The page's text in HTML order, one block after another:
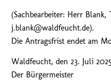
(Sachbearbeiter: Herr Blank,
j.blank@waldfeucht.de).
Die Antragsfrist endet am
Waldfeucht, den 23. Juli 2025
Der Bürgermeister